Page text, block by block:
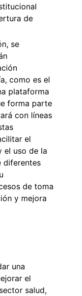
de
se
como es el
plataforma
forma parte
con líneas
el
el uso de la
diferentes
de toma
y mejora
una
el
salud,